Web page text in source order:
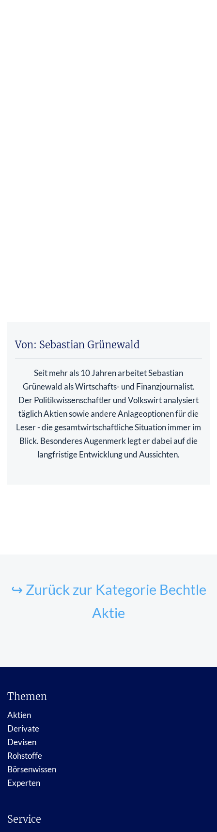
Von: Sebastian Grünewald
Seit mehr als 10 Jahren arbeitet Sebastian
Grünewald als Wirtschafts- und Finanzjournalist.
Der Politikwissenschaftler und Volkswirt analysiert
täglich Aktien sowie andere Anlageoptionen für die
Leser - die gesamtwirtschaftliche Situation immer im
Blick. Besonderes Augenmerk legt er dabei auf die
langfristige Entwicklung und Aussichten.
↪ Zurück zur Kategorie Bechtle
Aktie
Themen
Aktien
Derivate
Devisen
Rohstoffe
Börsenwissen
Experten
Service